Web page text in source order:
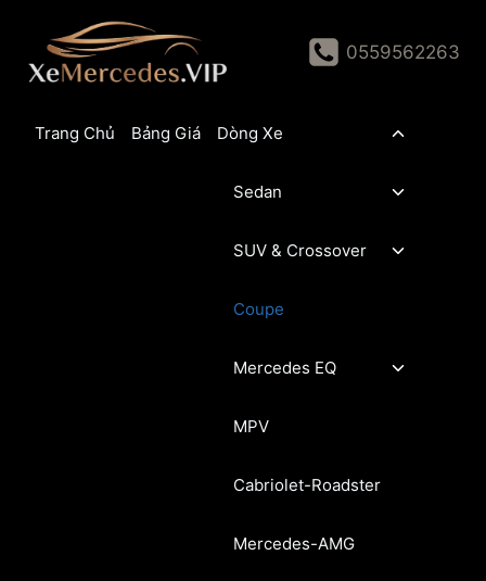
content
0559562263
Trang Chủ Bảng Giá Dòng Xe
Toggle
Sedan
Toggle
SUV & Crossover
Toggle
Coupe
Mercedes EQ
Toggle
MPV
Cabriolet-Roadster
Mercedes-AMG